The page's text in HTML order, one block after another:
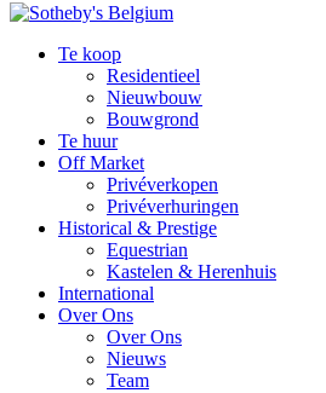
Te koop
Residentieel
Nieuwbouw
Bouwgrond
Te huur
Off Market
Privéverkopen
Privéverhuringen
Historical & Prestige
Equestrian
Kastelen & Herenhuis
International
Over Ons
Over Ons
Nieuws
Team